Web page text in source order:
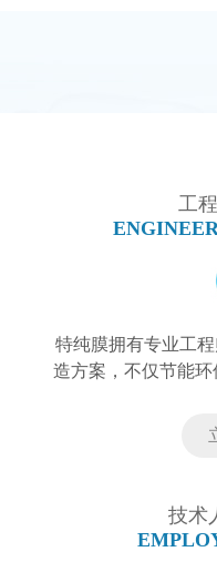
工
特纯膜拥有专业工
造方案，不仅节能环
技术